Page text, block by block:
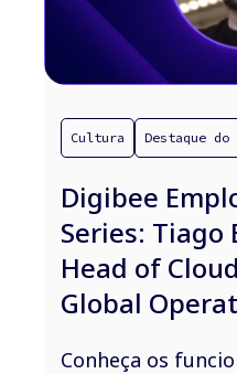
Cultura Destaque
Digibee
Series:
Head of
Global
Conheça os